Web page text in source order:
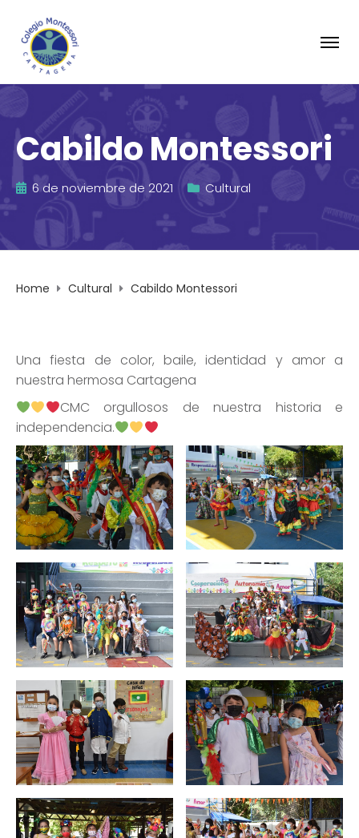
Cabildo Montessori
6 de noviembre de 2021 Cultural
Home Cultural Cabildo Montessori
Una fiesta de color, baile, identidad y amor a
nuestra hermosa Cartagena
CMC orgullosos de nuestra historia e
independencia.